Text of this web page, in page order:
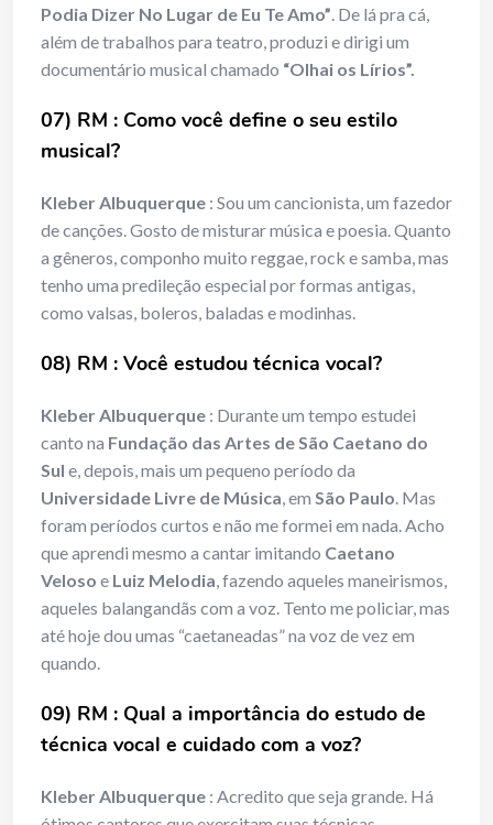
Podia Dizer No Lugar de Eu Te Amo”. De lá pra cá,
além de trabalhos para teatro, produzi e dirigi um
documentário musical chamado “Olhai os Lírios”.
07) RM : Como você define o seu estilo
musical?
Kleber Albuquerque : Sou um cancionista, um fazedor
de canções. Gosto de misturar música e poesia. Quanto
a gêneros, componho muito reggae, rock e samba, mas
tenho uma predileção especial por formas antigas,
como valsas, boleros, baladas e modinhas.
08) RM : Você estudou técnica vocal?
Kleber Albuquerque : Durante um tempo estudei
canto na Fundação das Artes de São Caetano do
Sul e, depois, mais um pequeno período da
Universidade Livre de Música, em São Paulo. Mas
foram períodos curtos e não me formei em nada. Acho
que aprendi mesmo a cantar imitando Caetano
Veloso e Luiz Melodia, fazendo aqueles maneirismos,
aqueles balangandãs com a voz. Tento me policiar, mas
até hoje dou umas “caetaneadas” na voz de vez em
quando.
09) RM : Qual a importância do estudo de
técnica vocal e cuidado com a voz?
Kleber Albuquerque : Acredito que seja grande. Há